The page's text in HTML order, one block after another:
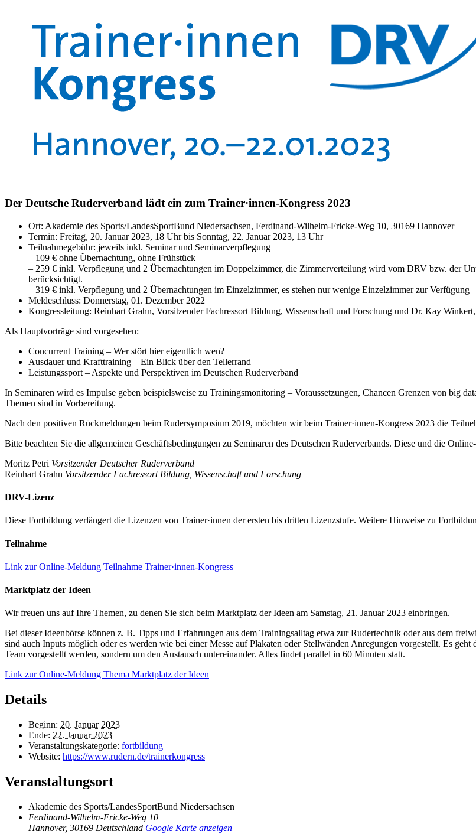
Der Deutsche Ruderverband lädt ein zum Trainer·innen-Kongress 2023
Ort: Akademie des Sports/LandesSportBund Niedersachsen, Ferdinand-Wilhelm-Fricke-Weg 10, 30169 Hannover
Termin: Freitag, 20. Januar 2023, 18 Uhr bis Sonntag, 22. Januar 2023, 13 Uhr
Teilnahmegebühr: jeweils inkl. Seminar und Seminarverpflegung
– 109 € ohne Übernachtung, ohne Frühstück
– 259 € inkl. Verpflegung und 2 Übernachtungen im Doppelzimmer, die Zimmerverteilung wird vom DRV bzw. der
berücksichtigt.
– 319 € inkl. Verpflegung und 2 Übernachtungen im Einzelzimmer, es stehen nur wenige Einzelzimmer zur Verfügung
Meldeschluss: Donnerstag, 01. Dezember 2022
Kongressleitung: Reinhart Grahn, Vorsitzender Fachressort Bildung, Wissenschaft und Forschung und Dr. Kay
Als Hauptvorträge sind vorgesehen:
Concurrent Training – Wer stört hier eigentlich wen?
Ausdauer und Krafttraining – Ein Blick über den Tellerrand
Leistungssport – Aspekte und Perspektiven im Deutschen Ruderverband
In Seminaren wird es Impulse geben beispielsweise zu Trainingsmonitoring – Voraussetzungen, Chancen Grenzen von big
Themen sind in Vorbereitung.
Nach den positiven Rückmeldungen beim Rudersymposium 2019, möchten wir beim Trainer·innen-Kongress 2023 die
Bitte beachten Sie die allgemeinen Geschäftsbedingungen zu Seminaren des Deutschen Ruderverbands. Diese und die
Moritz Petri Vorsitzender Deutscher Ruderverband
Reinhart Grahn Vorsitzender Fachressort Bildung, Wissenschaft und Forschung
DRV-Lizenz
Diese Fortbildung verlängert die Lizenzen von Trainer·innen der ersten bis dritten Lizenzstufe. Weitere Hinweise zu
Teilnahme
Link zur Online-Meldung Teilnahme Trainer·innen-Kongress
Marktplatz der Ideen
Wir freuen uns auf Ihre Themen, zu denen Sie sich beim Marktplatz der Ideen am Samstag, 21. Januar 2023 einbringen.
Bei dieser Ideenbörse können z. B. Tipps und Erfahrungen aus dem Trainingsalltag etwa zur Rudertechnik oder aus dem
sind auch Inputs möglich oder es werden wie bei einer Messe auf Plakaten oder Stellwänden Anregungen vorgestellt. Es
Team vorgestellt werden, sondern um den Austausch untereinander. Alles findet parallel in 60 Minuten statt.
Link zur Online-Meldung Thema Marktplatz der Ideen
Details
Beginn: 20. Januar 2023
Ende: 22. Januar 2023
Veranstaltungskategorie: fortbildung
Website: https://www.rudern.de/trainerkongress
Veranstaltungsort
Akademie des Sports/LandesSportBund Niedersachsen
Ferdinand-Wilhelm-Fricke-Weg 10
Hannover, 30169 Deutschland Google Karte anzeigen